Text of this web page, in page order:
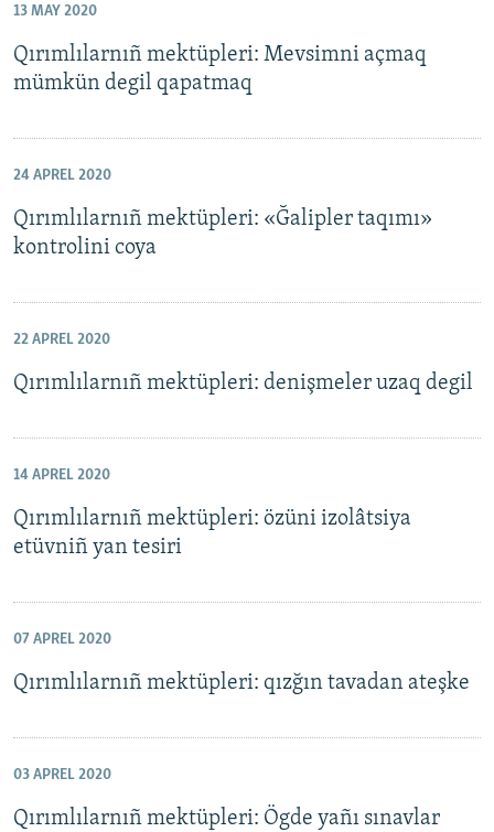
13 MAY 2020
Qırımlılarnıñ mektüpleri: Mevsimni açmaq
mümkün degil qapatmaq
24 APREL 2020
Qırımlılarnıñ mektüpleri: «Ğalipler taqımı»
kontrolini coya
22 APREL 2020
Qırımlılarnıñ mektüpleri: denişmeler uzaq degil
14 APREL 2020
Qırımlılarnıñ mektüpleri: özüni izolâtsiya
etüvniñ yan tesiri
07 APREL 2020
Qırımlılarnıñ mektüpleri: qızğın tavadan ateşke
03 APREL 2020
Qırımlılarnıñ mektüpleri: Ögde yañı sınavlar